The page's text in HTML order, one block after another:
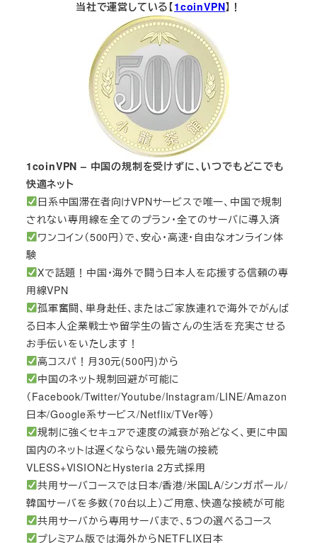
当社で運営している【1coinVPN】！
1coinVPN – 中国の規制を受けずに、いつでもどこでも
快適ネット
日系中国滞在者向けVPNサービスで唯一、中国で規制
されない専用線を全てのプラン・全てのサーバに導入済
ワンコイン（500円）で、安心・高速・自由なオンライン体
験
Xで話題！中国・海外で闘う日本人を応援する信頼の専
用線VPN
孤軍奮闘、単身赴任、またはご家族連れで海外でがんば
る日本人企業戦士や留学生の皆さんの生活を充実させる
お手伝いをいたします！
高コスパ！月30元(500円)から
中国のネット規制回避が可能に
（Facebook/Twitter/Youtube/Instagram/LINE/Amazon
日本/Google系サービス/Netflix/TVer等）
規制に強くセキュアで速度の減衰が殆どなく、更に中国
国内のネットは遅くならない最先端の接続
VLESS+VISIONとHysteria 2方式採用
共用サーバコースでは日本/香港/米国LA/シンガポール/
韓国サーバを多数（70台以上）ご用意、快適な接続が可能
共用サーバから専用サーバまで、5つの選べるコース
プレミアム版では海外からNETFLIX日本